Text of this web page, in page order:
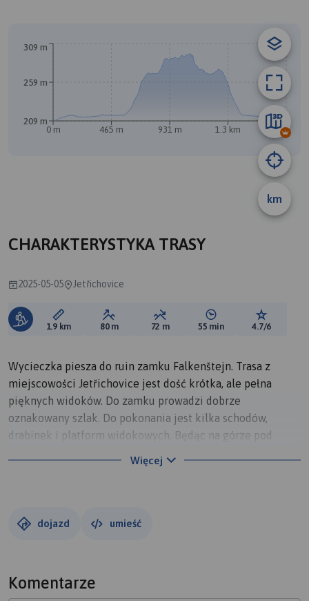
B
km
0 m 465 m 931 m 1.3 km 1.8 km
209 m
259 m
309 m
CHARAKTERYSTYKA TRASY
2025-05-05 Jetřichovice
Długość trasy:
1.9 km Suma przewyższeń:
80 m Suma spadków:
72 m Średni czas potrzebny
55 min Ocena
4.7/6
Wycieczka piesza do ruin zamku Falkenštejn. Trasa z
miejscowości Jetřichovice jest dość krótka, ale pełna
pięknych widoków. Do zamku prowadzi dobrze
oznakowany szlak. Do pokonania jest kilka schodów,
drabinek i platform widokowych. Będąc na górze pod
Więcej
dojazd umieść
Komentarze